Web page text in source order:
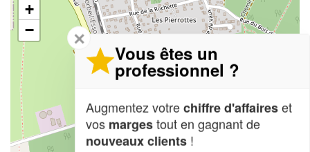
+
−
✕
Vous êtes un
professionnel ?
Augmentez votrechiffre d'affaireset
vos margestout en gagnant de
nouveaux clients !